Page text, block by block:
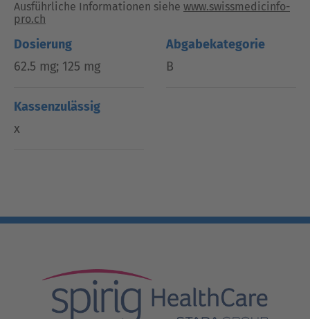
Ausführliche Informationen siehe www.swissmedicinfo-
pro.ch
Dosierung
62.5 mg; 125 mg
Abgabekategorie
B
Kassenzulässig
x